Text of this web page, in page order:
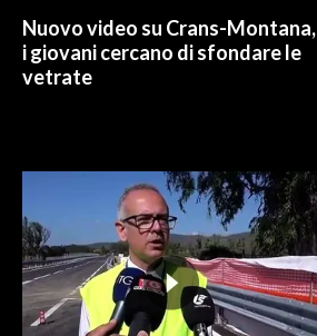
Nuovo video su Crans-Montana,
i giovani cercano di sfondare le
vetrate